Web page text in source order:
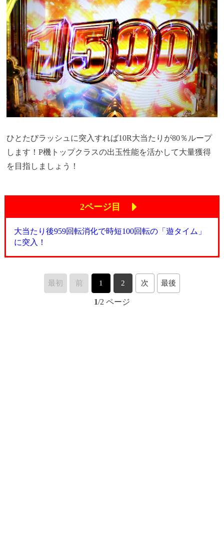
ひとたびラッシュに突入すれば10R大当たりが80％ループ
します！P機トップクラスの出玉性能を活かして大量獲得
を目指しましょう！
2ページ目
大当たり後959回転消化で時短100回転の「遊タイム」
に突入！
最初 前 1 2 次 最後
1/2 ページ